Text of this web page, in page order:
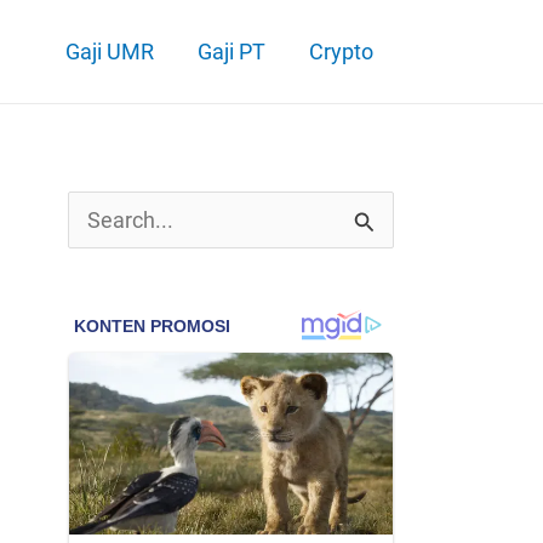
Gaji UMR Gaji PT Crypto
a
u
n
t
u